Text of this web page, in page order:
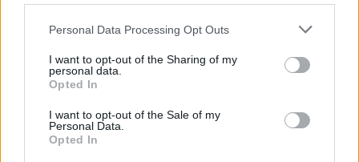
Personal Data Processing Opt Outs
I want to opt-out of the Sharing of my
personal data.
Opted In
I want to opt-out of the Sale of my
Personal Data.
Opted In
užtrunka daug laiko.
Pasak virtuvės šefo, norint iškepti tobulą
meilės maisto gaminimui ir žinių.